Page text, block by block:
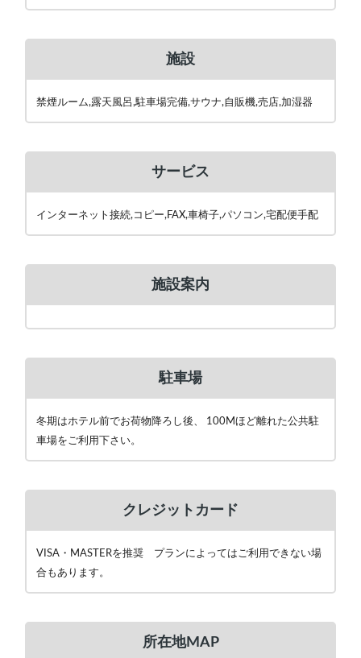
施設
禁煙ルーム,露天風呂,駐車場完備,サウナ,自販機,売店,加湿器
サービス
インターネット接続,コピー,FAX,車椅子,パソコン,宅配便手配
施設案内
駐車場
冬期はホテル前でお荷物降ろし後、 100Mほど離れた公共駐
車場をご利用下さい。
クレジットカード
VISA・MASTERを推奨 プランによってはご利用できない場
合もあります。
所在地MAP